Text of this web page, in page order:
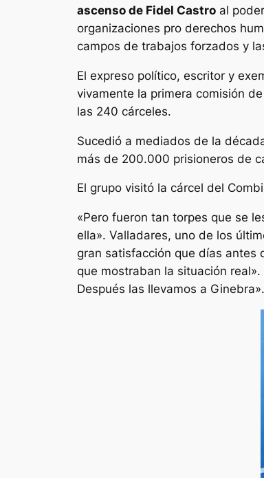
ascenso de Fidel Castro al
organizaciones pro derechos
campos de trabajos forzados y
El expreso político, escritor y
vivamente la primera comisión
las 240 cárceles.
Sucedió a mediados de la
más de 200.000 prisioneros de
El grupo visitó la cárcel del
«Pero fueron tan torpes que se
ella». Valladares, uno de los
gran satisfacción que días antes
que mostraban la situación real».
Después las llevamos a Ginebra».